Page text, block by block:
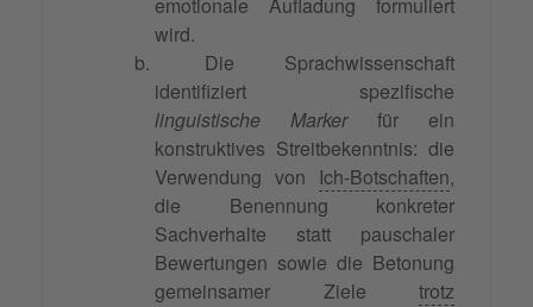
emotionale Aufladung formuliert
wird.
Die Sprachwissenschaft
identifiziert spezifische
linguistische Markerfür ein
konstruktives Streitbekenntnis: die
Verwendung von Ich-Botschaften,
die Benennung konkreter
Sachverhalte statt pauschaler
Bewertungen sowie die Betonung
gemeinsamer Ziele trotz